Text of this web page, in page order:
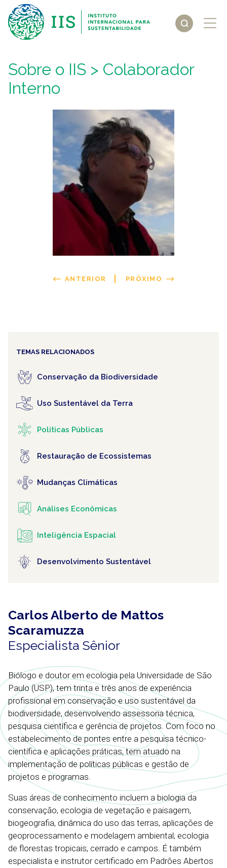
Sobre o IIS > Colaborador
Interno
ANTERIOR PRÓXIMO
TEMAS RELACIONADOS
Conservação da Biodiversidade
Uso Sustentável da Terra
Políticas Públicas
Restauração de Ecossistemas
Mudanças Climáticas
Análises Econômicas
Inteligência Espacial
Desenvolvimento Sustentável
Carlos Alberto de Mattos
Scaramuzza
Especialista Sênior
Biólogo e doutor em ecologia pela Universidade de São
Paulo (USP), tem trinta e três anos de experiência
profissional em conservação e uso sustentável da
biodiversidade, desenvolvendo assessoria técnica,
pesquisa científica e gerência de projetos. Com foco no
estabelecimento de pontes entre a pesquisa técnico-
científica e aplicações práticas, tem atuado na
implementação de políticas públicas e gestão de
projetos e programas.
Suas áreas de conhecimento incluem a biologia da
conservação, ecologia de vegetação e paisagem,
biogeografia, dinâmica do uso das terras, aplicações de
geoprocessamento e modelagem ambiental; ecologia
de florestas tropicais, cerrado e campos. É também
especialista e instrutor certificado em Padrões Abertos